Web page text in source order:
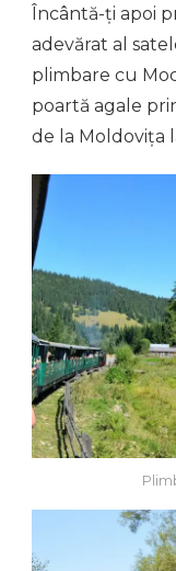
Încântă-ți apoi
adevărat al
plimbare cu
poartă agale
de la Moldovița